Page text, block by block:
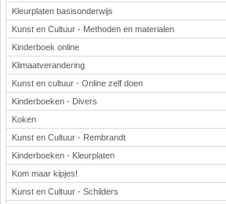
Kleurplaten basisonderwijs
Kunst en Cultuur - Methoden en materialen
Kinderboek online
Klimaatverandering
Kunst en cultuur - Online zelf doen
Kinderboeken - Divers
Koken
Kunst en Cultuur - Rembrandt
Kinderboeken - Kleurplaten
Kom maar kipjes!
Kunst en Cultuur - Schilders